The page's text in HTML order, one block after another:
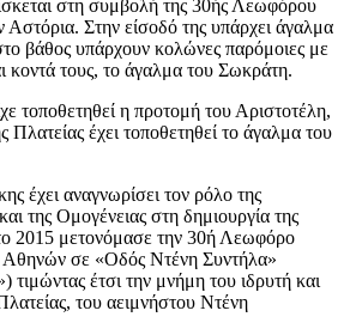
στη συμβολή της 30ής Λεωφόρου
Αστόρια. Στην είσοδό της υπάρχει άγαλμα
βάθος υπάρχουν κολώνες παρόμοιες με
κοντά τους, το άγαλμα του Σωκράτη.
τοποθετηθεί η προτομή του Αριστοτέλη,
Πλατείας έχει τοποθετηθεί το άγαλμα του
έχει αναγνωρίσει τον ρόλο της
της Ομογένειας στη δημιουργία της
2015 μετονόμασε την 30ή Λεωφόρο
Αθηνών σε «Οδός Ντένη Συντήλα»
έτσι την μνήμη του ιδρυτή και
του αειμνήστου Ντένη